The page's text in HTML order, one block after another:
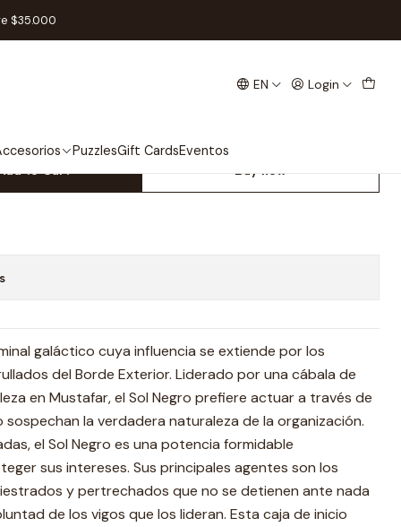
EN Login
PuzzlesGift CardsEventos
$35.000Pike - Español
Soldados del Sindicato
to Cart Buy now
galáctico cuya influencia se extiende por los
del Borde Exterior. Liderado por una cábala de
en Mustafar, el Sol Negro prefiere actuar a través de
la verdadera naturaleza de la organización.
el Sol Negro es una potencia formidable
sus intereses. Sus principales agentes son los
y pertrechados que no se detienen ante nada
de los vigos que los lideran. Esta caja de inicio